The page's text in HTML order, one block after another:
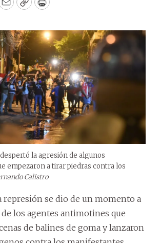
EmailCopyPrint
la agresión de algunos
empezaron a tirar piedras contra los
Calistro
represión se dio de un momento a
los agentes antimotines que
de balines de goma y lanzaron